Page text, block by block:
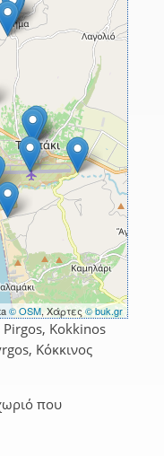
© OSM, Χάρτες© buk.gr
Kokkinos
Κόκκινος
που